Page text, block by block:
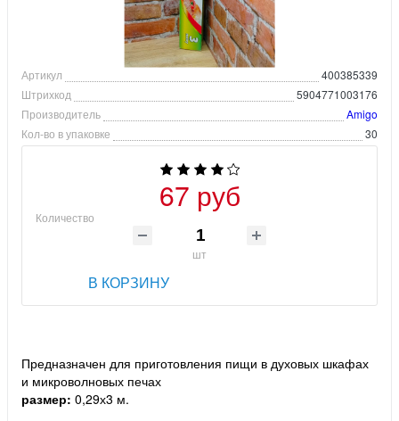
Артикул
400385339
Штрихкод
5904771003176
Производитель
Amigo
Кол-во в упаковке
30
67 руб
Количество
шт
В КОРЗИНУ
Предназначен для приготовления пищи в духовых шкафах
и микроволновых печах
размер: 0,29х3 м.